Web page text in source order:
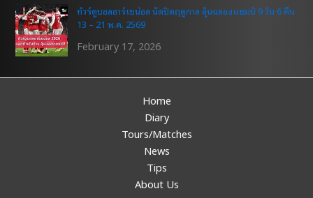
ทัวร์ดูบอลอาร์เซน่อล นัดปิดฤดูกาล ลุ้นฉลองแชมป์ 9 วัน 6 คืน
13 – 21 พ.ค. 2569
February 17, 2026
Home
Diary
Tours/Matches
News
Tips
About Us